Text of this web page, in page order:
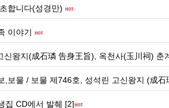
합니다(성경만)
이야기
신왕지(成石璘 告身王旨), 옥천사(玉川祠) 춘
,보물 / 보물 제746호, 성석린 고신왕지 (成石
집 CD에서 발췌 [2]